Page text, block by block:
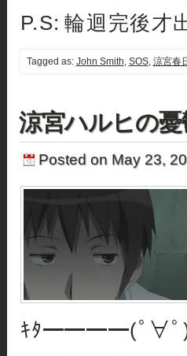
P.S: 輪迴完後才
Tagged as: John Smith, SOS, 涼宮春
涼宮ハルヒの
Posted on May 23,
ｷﾀ━━━━(ﾟ∀